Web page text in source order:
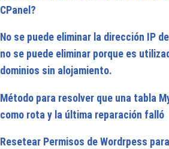
CPanel?
No se puede eliminar la dirección IP
no se puede eliminar porque es
dominios sin alojamiento.
Método para resolver que una tabla
como rota y la última reparación falló
Resetear Permisos de Wordrpess